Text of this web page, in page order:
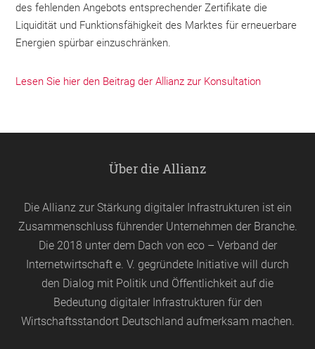
des fehlenden Angebots entsprechender Zertifikate die
Liquidität und Funktionsfähigkeit des Marktes für erneuerbare
Energien spürbar einzuschränken.
Lesen Sie hier den Beitrag der Allianz zur Konsultation
Über die Allianz
Die Allianz zur Stärkung digitaler Infrastrukturen ist ein
Zusammenschluss führender Unternehmen der Branche.
Die 2018 unter dem Dach von eco– Verband der
Internetwirtschaft e. V. gegründete Initiative will durch
den Dialog mit Politik und Öffentlichkeit auf die
Bedeutung digitaler Infrastrukturen für den
Wirtschaftsstandort Deutschland aufmerksam machen.